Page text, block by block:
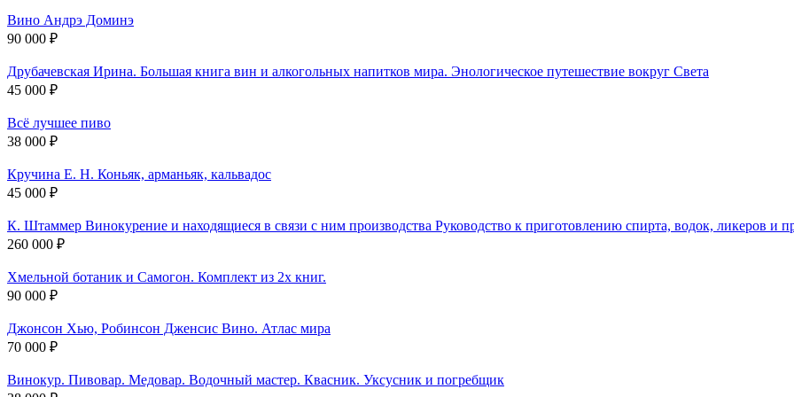
Вино Андрэ Доминэ
90 000 ₽
Друбачевская Ирина. Большая книга вин и алкогольных напитков мира. Энологическое путешествие вокруг Света
45 000 ₽
Всё лучшее пиво
38 000 ₽
Кручина Е. Н. Коньяк, арманьяк, кальвадос
45 000 ₽
К. Штаммер Винокурение и находящиеся в связи с ним производства Руководство к приготовлению спирта, водок, ликеров и
260 000 ₽
Хмельной ботаник и Самогон. Комплект из 2х книг.
90 000 ₽
Джонсон Хью, Робинсон Дженсис Вино. Атлас мира
70 000 ₽
Винокур. Пивовар. Медовар. Водочный мастер. Квасник. Уксусник и погребщик